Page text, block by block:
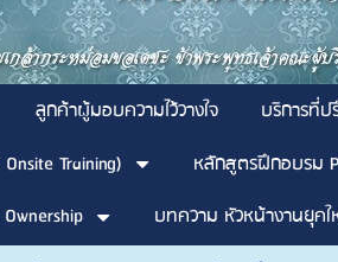
ลูกค้าผู้มอบความไว้วางใจ บริการที่ป
Training)
หลักสูตรฝึกอบรม
บทความ หัวหน้างานยุคใ